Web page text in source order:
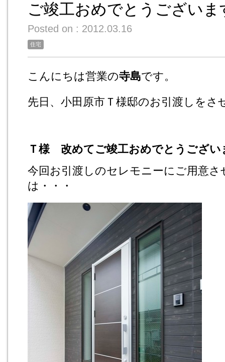
ご竣工おめでとうございま
Posted on : 2012.03.16
住宅
こんにちは営業の寺島です。
先日、小田原市Ｔ様邸のお引渡しをさ
Ｔ様 改めてご竣工おめでとうござい
今回お引渡しのセレモニーにご用意さ
は・・・